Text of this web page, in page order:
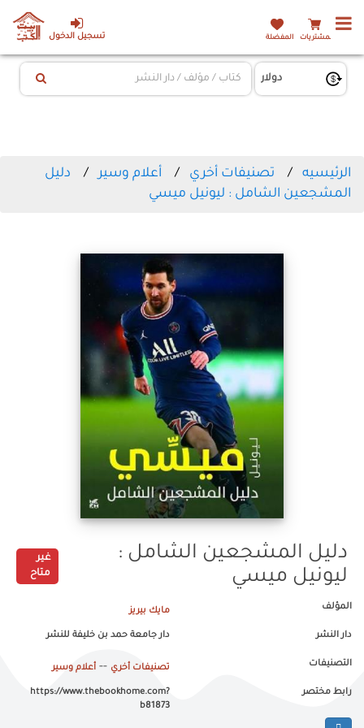
تسجيل الدخول المشتريات المفضلة
الرئيسيه تصنيفات أخري أعلام وسير
دليل
المشجعين الشامل : ليونيل ميسي
دليل المشجعين الشامل :
ليونيل ميسي
غير
متاح
المؤلف مايك بيريز
دار النشر دار جامعة حمد بن خليفة للنشر
التصنيفات تصنيفات أخري -- أعلام وسير
رابط مختصر
https://www.thebookhome.com?
b81873